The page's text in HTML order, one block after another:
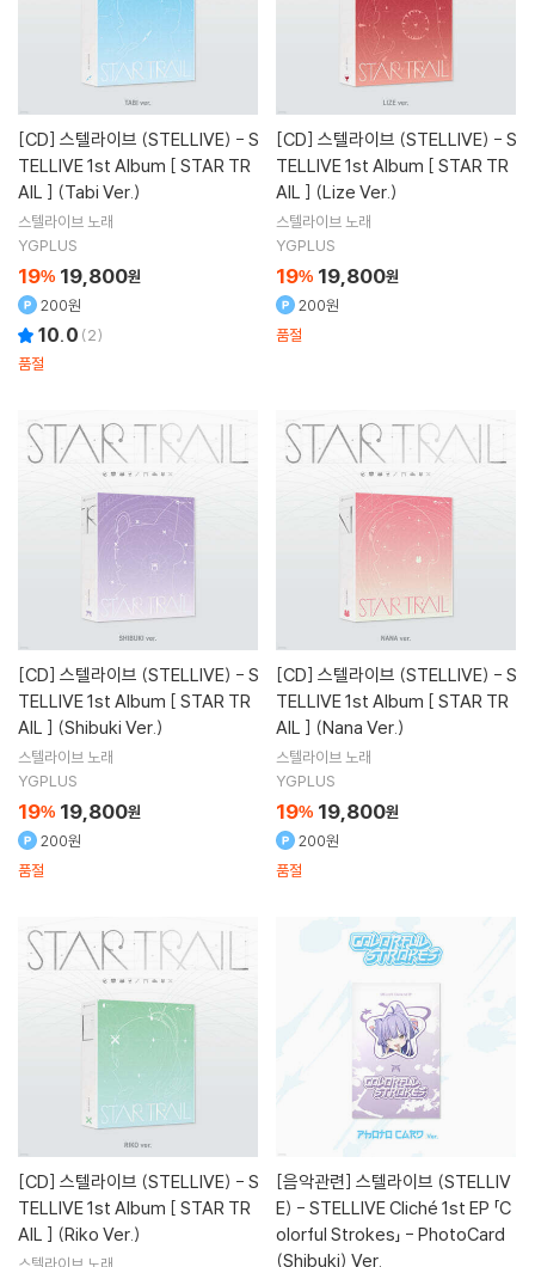
[CD] 스텔라이브 (STELLIVE) - S
TELLIVE 1st Album [ STAR TR
AIL ] (Tabi Ver.)
스텔라이브 노래
YGPLUS
19% 19,800원
200원
10.0 (2)
품절
[CD] 스텔라이브 (STELLIVE) - S
TELLIVE 1st Album [ STAR TR
AIL ] (Lize Ver.)
스텔라이브 노래
YGPLUS
19% 19,800원
200원
품절
[CD] 스텔라이브 (STELLIVE) - S
TELLIVE 1st Album [ STAR TR
AIL ] (Shibuki Ver.)
스텔라이브 노래
YGPLUS
19% 19,800원
200원
품절
[CD] 스텔라이브 (STELLIVE) - S
TELLIVE 1st Album [ STAR TR
AIL ] (Nana Ver.)
스텔라이브 노래
YGPLUS
19% 19,800원
200원
품절
[CD] 스텔라이브 (STELLIVE) - S
TELLIVE 1st Album [ STAR TR
AIL ] (Riko Ver.)
[음악관련] 스텔라이브 (STELLIV
E) - STELLIVE Cliché 1st EP 「C
olorful Strokes」 - PhotoCard
(Shibuki) Ver.